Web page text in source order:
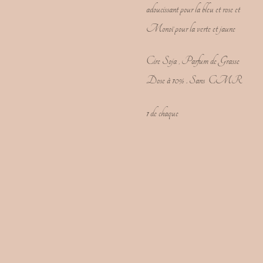
adoucissant pour la bleu et rose et
Monoï pour la verte et jaune
Cire Soja , Parfum de Grasse
Dose à 10% . Sans CMR
1 de chaque